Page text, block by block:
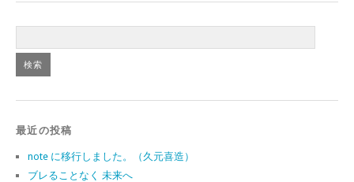
最近の投稿
note に移行しました。（久元喜造）
ブレることなく 未来へ